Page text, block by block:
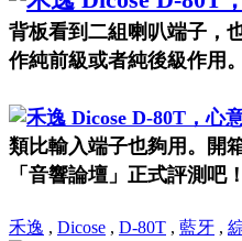
背板看到二組喇叭端子，
作純前級或者純後級作用。
類比輸入端子也夠用。開
「音響論壇」正式評測吧！
禾逸 , Dicose , D-80T , 藍牙 ,